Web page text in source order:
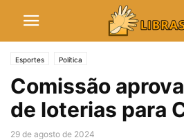
Esportes Política
Comissão
de loterias para
29 de agosto de 2024